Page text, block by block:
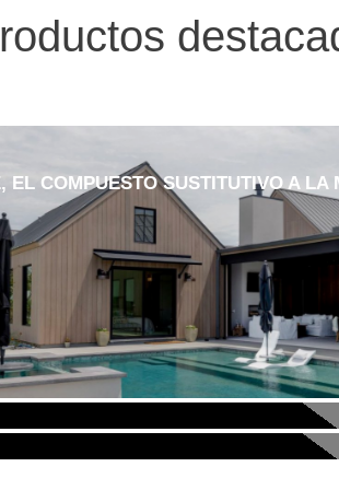
EL COMPUESTO SUSTITUTIVO A LA
GAMA DE COMPOSITE ALUMINIO